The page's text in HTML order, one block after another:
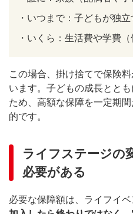
・ いつまで：子どもが独立
・ いくら：生活費や学費（
この場合、掛け捨てで保険
います。子どもの成長とと
ため、高額な保障を一定期
的です。
ライフステージの
必要がある
必要な保障額は、ライフイベ